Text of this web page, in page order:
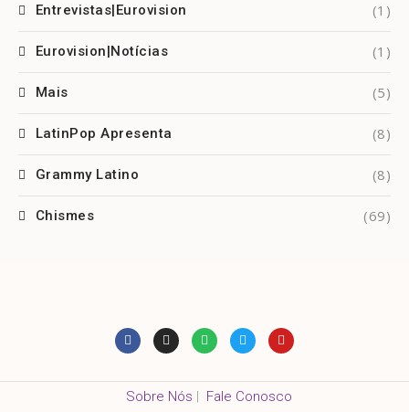
Entrevistas|Eurovision (1)
Eurovision|Notícias (1)
Mais (5)
LatinPop Apresenta (8)
Grammy Latino (8)
Chismes (69)
Sobre Nós | Fale Conosco